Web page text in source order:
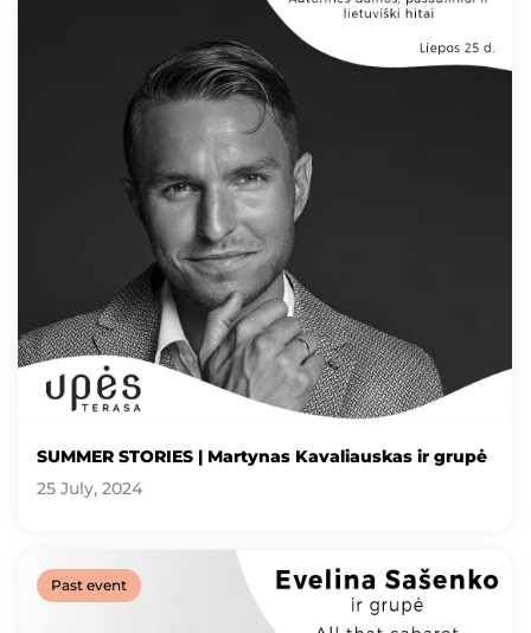
SUMMER STORIES | Martynas Kavaliauskas ir grupė
25 July, 2024
Past event